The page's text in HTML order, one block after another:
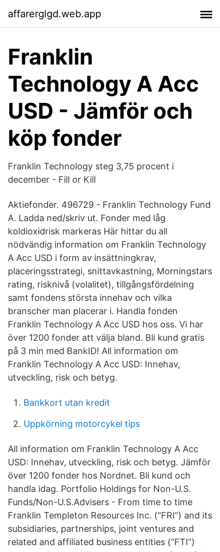
affarerglgd.web.app
Franklin
Technology A Acc
USD - Jämför och
köp fonder
Franklin Technology steg 3,75 procent i
december - Fill or Kill
Aktiefonder. 496729 - Franklin Technology Fund
A. Ladda ned/skriv ut. Fonder med låg
koldioxidrisk markeras Här hittar du all
nödvändig information om Franklin Technology
A Acc USD i form av insättningkrav,
placeringsstrategi, snittavkastning, Morningstars
rating, risknivå (volalitet), tillgångsfördelning
samt fondens största innehav och vilka
branscher man placerar i. Handla fonden
Franklin Technology A Acc USD hos oss. Vi har
över 1200 fonder att välja bland. Bli kund gratis
på 3 min med BankID! All information om
Franklin Technology A Acc USD: Innehav,
utveckling, risk och betyg.
Bankkort utan kredit
Uppkörning motorcykel tips
All information om Franklin Technology A Acc
USD: Innehav, utveckling, risk och betyg. Jämför
över 1200 fonder hos Nordnet. Bli kund och
handla idag. Portfolio Holdings for Non-U.S.
Funds/Non-U.S.Advisers - From time to time
Franklin Templeton Resources Inc. (“FRI”) and its
subsidiaries, partnerships, joint ventures and
related and affiliated business entities (“FTI”)